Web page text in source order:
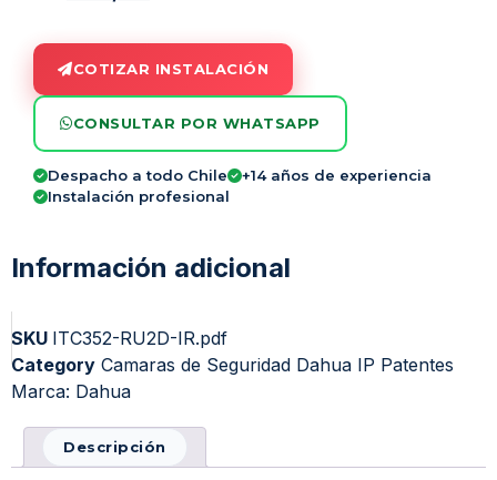
COTIZAR INSTALACIÓN
CONSULTAR POR WHATSAPP
Despacho a todo Chile
+14 años de experiencia
Instalación profesional
Información adicional
SKU ITC352-RU2D-IR.pdf
Category Camaras de Seguridad Dahua IP Patentes
Marca: Dahua
Descripción